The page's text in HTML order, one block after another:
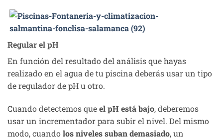
Regular el pH
En función del resultado del análisis que hayas
realizado en el agua de tu piscina deberás usar un tipo
de regulador de pH u otro.
Cuando detectemos queel pH está bajo, deberemos
usar un incrementador para subir el nivel. Del mismo
modo, cuandolos niveles suban demasiado, un